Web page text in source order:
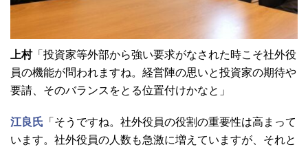
上村「投資家等外部から強い要求がなされた時こそ社外役
員の機能が問われますね。経営陣の思いと投資家の期待や
要請、そのバランスをとる位置付けかなと」
江良氏 「そうですね。社外役員の役割の重要性は高まって
います。社外役員の人数も急激に増えていますが、それと